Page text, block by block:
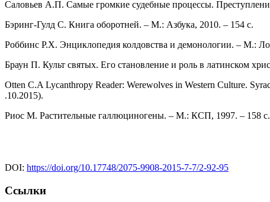
Саловьев А.П. Самые громкие судебные процессы.
Бэринг-Гулд С. Книга оборотней. ‒ М.: Азбука, 2010. ‒ 154 с.
Роббинс Р.Х. Энциклопедия колдовства и демонологии. ‒ М.:
Браун П. Культ святых. Его становление и роль в латинском
Otten C.A Lycanthropy Reader: Werewolves in Western Culture.
.10.2015).
Риос М. Растительные галлюциногены. ‒ М.: КСП, 1997. ‒ 158 с.
DOI: https://doi.org/10.17748/2075-9908-2015-7-7/2-92-95
Ссылки